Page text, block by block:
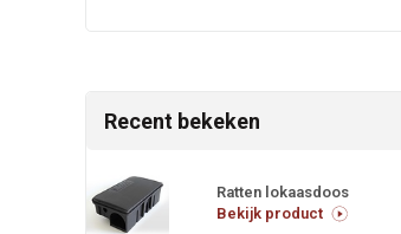
Recent bekeken
Ratten lokaasdoos
Bekijk product